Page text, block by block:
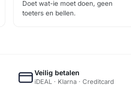
Doet wat-ie moet doen, geen
toeters en bellen.
Veilig betalen
iDEAL · Klarna · Creditcard